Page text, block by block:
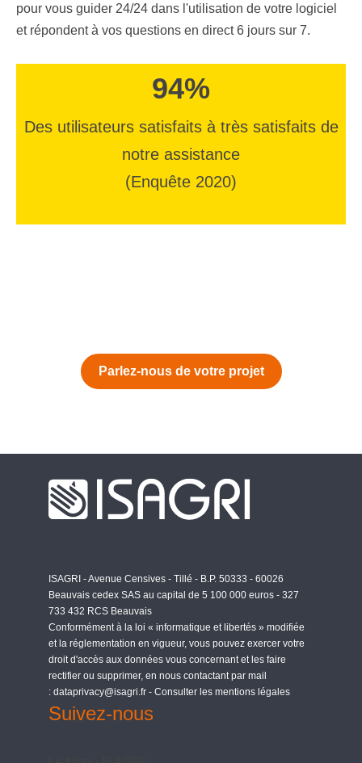
pour vous guider 24/24 dans l'utilisation de votre logiciel
et répondent à vos questions en direct 6 jours sur 7.
94%
Des utilisateurs satisfaits à très satisfaits de
notre assistance
(Enquête 2020)
Parlez-nous de votre projet
ISAGRI - Avenue Censives - Tillé - B.P. 50333 - 60026
Beauvais cedex SAS au capital de 5 100 000 euros - 327
733 432 RCS Beauvais
Conformément à la loi « informatique et libertés » modifiée
et la réglementation en vigueur, vous pouvez exercer votre
droit d'accès aux données vous concernant et les faire
rectifier ou supprimer, en nous contactant par mail
: dataprivacy@isagri.fr - Consulter les mentions légales
Suivez-nous